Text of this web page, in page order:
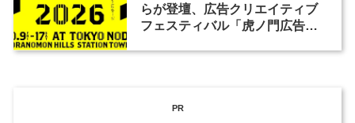
らが登壇、広告クリエイティブ
フェスティバル「虎ノ門広告
PR